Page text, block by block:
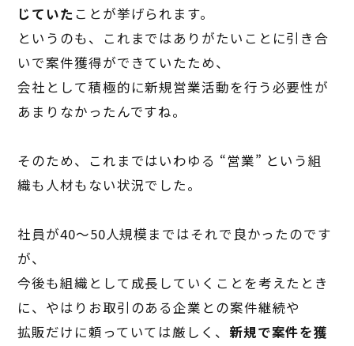
じていた ことが挙げられます。
というのも、これまではありがたいことに引き合
いで案件獲得ができていたため、
会社として積極的に新規営業活動を行う必要性が
あまりなかったんですね。
そのため、これまではいわゆる “営業” という組
織も人材もない状況でした。
社員が40〜50人規模まではそれで良かったのです
が、
今後も組織として成長していくことを考えたとき
に、やはりお取引のある企業との案件継続や
拡販だけに頼っていては厳しく、 新規で案件を獲